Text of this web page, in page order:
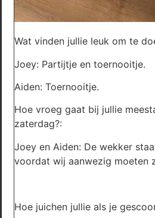
Wat vinden jullie leuk om te
Joey: Partijtje en toernooitje.
Aiden: Toernooitje.
Hoe vroeg gaat bij jullie
zaterdag?:
Joey en Aiden: De wekker
voordat wij aanwezig moeten
Hoe juichen jullie als je